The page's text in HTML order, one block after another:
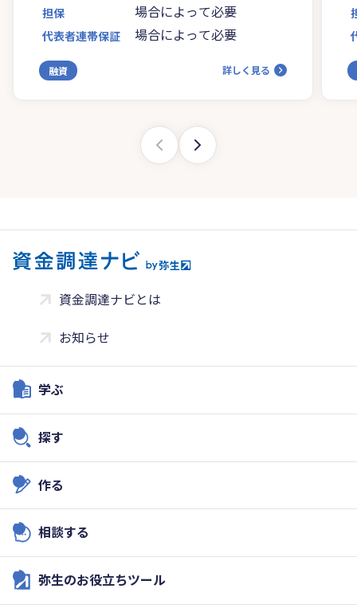
担保 場合によって必要
代表者連帯保証 場合によって必要
融資 詳しく見る
資金調達ナビとは
お知らせ
学ぶ
探す
作る
相談する
弥生のお役立ちツール